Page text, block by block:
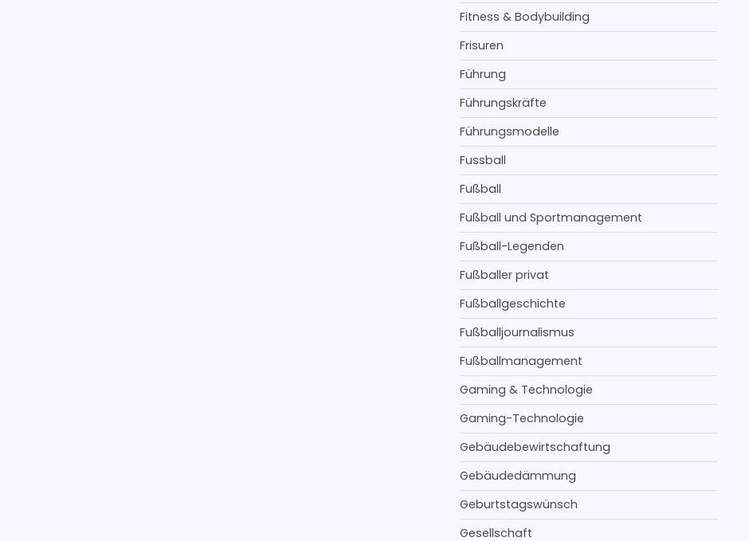
Fitness & Bodybuilding
Frisuren
Führung
Führungskräfte
Führungsmodelle
Fussball
Fußball
Fußball und Sportmanagement
Fußball-Legenden
Fußballer privat
Fußballgeschichte
Fußballjournalismus
Fußballmanagement
Gaming & Technologie
Gaming-Technologie
Gebäudebewirtschaftung
Gebäudedämmung
Geburtstagswünsch
Gesellschaft